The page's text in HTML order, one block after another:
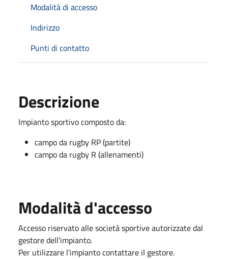
Modalità di accesso
Indirizzo
Punti di contatto
Descrizione
Impianto sportivo composto da:
campo da rugby RP (partite)
campo da rugby R (allenamenti)
Modalità d'accesso
Accesso riservato alle società sportive autorizzate dal
gestore dell'impianto.
Per utilizzare l'impianto contattare il gestore.